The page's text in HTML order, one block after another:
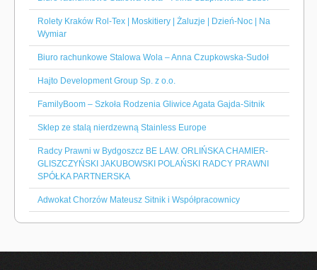
Rolety Kraków Rol-Tex | Moskitiery | Żaluzje | Dzień-Noc | Na
Wymiar
Biuro rachunkowe Stalowa Wola – Anna Czupkowska-Sudoł
Hajto Development Group Sp. z o.o.
FamilyBoom – Szkoła Rodzenia Gliwice Agata Gajda-Sitnik
Sklep ze stalą nierdzewną Stainless Europe
Radcy Prawni w Bydgoszcz BE LAW. ORLIŃSKA CHAMIER-
GLISZCZYŃSKI JAKUBOWSKI POLAŃSKI RADCY PRAWNI
SPÓŁKA PARTNERSKA
Adwokat Chorzów Mateusz Sitnik i Współpracownicy